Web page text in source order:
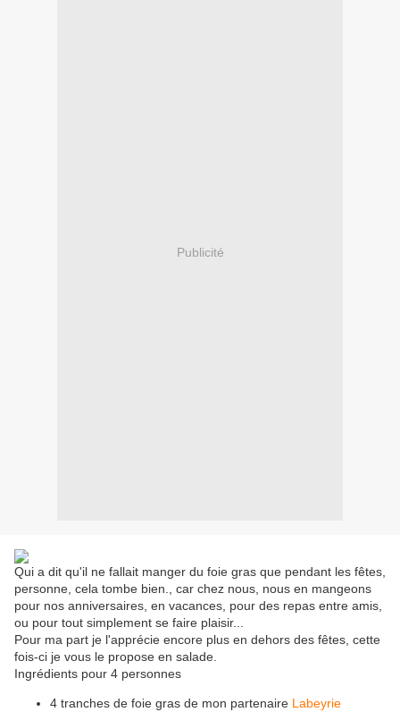
Publicité
Qui a dit qu'il ne fallait manger du foie gras que pendant les fêtes,
personne, cela tombe bien., car chez nous, nous en mangeons
pour nos anniversaires, en vacances, pour des repas entre amis,
ou pour tout simplement se faire plaisir...
Pour ma part je l'apprécie encore plus en dehors des fêtes, cette
fois-ci je vous le propose en salade.
Ingrédients pour 4 personnes
4 tranches de foie gras de mon partenaire Labeyrie